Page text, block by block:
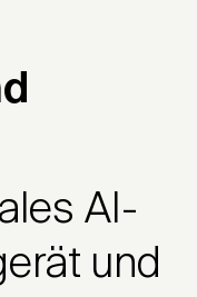
AI-
und